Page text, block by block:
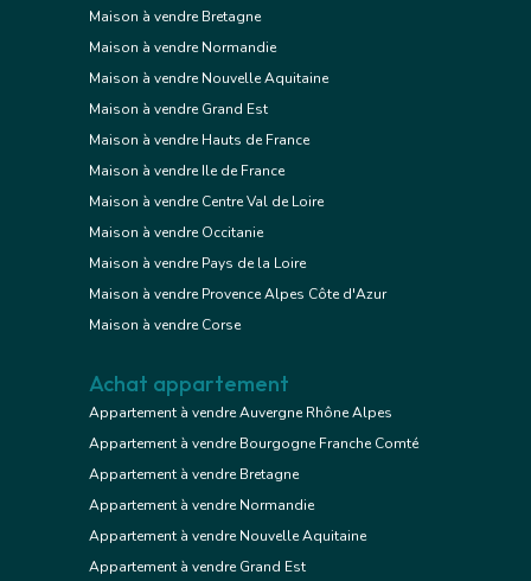
Maison à vendre Bretagne
Maison à vendre Normandie
Maison à vendre Nouvelle Aquitaine
Maison à vendre Grand Est
Maison à vendre Hauts de France
Maison à vendre Ile de France
Maison à vendre Centre Val de Loire
Maison à vendre Occitanie
Maison à vendre Pays de la Loire
Maison à vendre Provence Alpes Côte d'Azur
Maison à vendre Corse
Achat appartement
Appartement à vendre Auvergne Rhône Alpes
Appartement à vendre Bourgogne Franche Comté
Appartement à vendre Bretagne
Appartement à vendre Normandie
Appartement à vendre Nouvelle Aquitaine
Appartement à vendre Grand Est